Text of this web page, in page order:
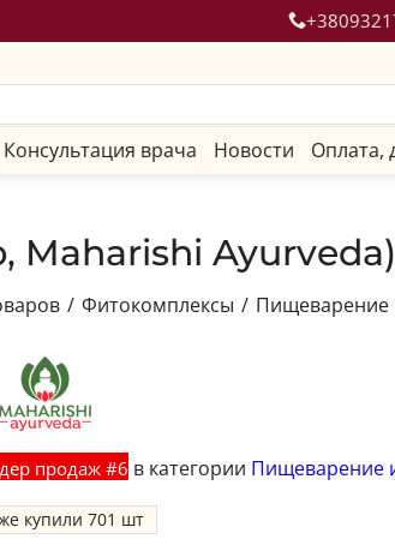
Консультация врача Новости Оплата,
Ayurveda)
/ Фитокомплексы / Пищеварение
продаж #6 в категории Пищеварение
купили 701